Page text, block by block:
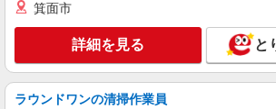
派遣社員
株式会社kotrio /●HR-H-2078555
【八丁堀(広島)駅】介護初
のよいデイサービス
時給1350円〜1937円 ＜
箕面市
詳細を見る と
ラウンドワンの清掃作業員